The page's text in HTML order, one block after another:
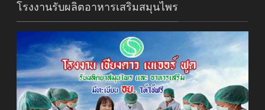
โรงงานรับผลิตอาหารเสริมสมุนไพร